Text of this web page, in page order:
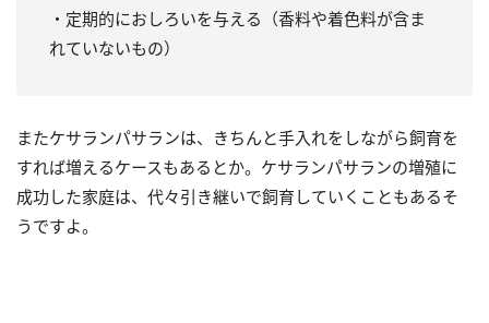
・定期的におしろいを与える（香料や着色料が含ま
れていないもの）
またケサランパサランは、きちんと手入れをしながら飼育を
すれば増えるケースもあるとか。ケサランパサランの増殖に
成功した家庭は、代々引き継いで飼育していくこともあるそ
うですよ。